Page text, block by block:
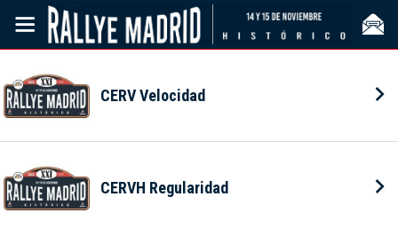
CERV Velocidad
CERVH Regularidad